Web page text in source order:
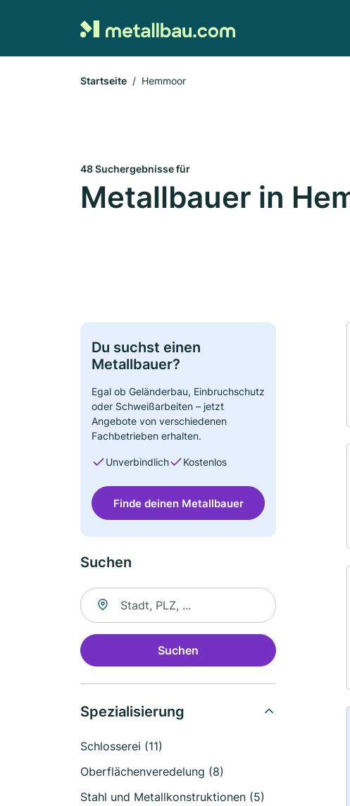
Startseite Hemmoor
48 Suchergebnisse für
Metallbauer in
Du suchst einen
Metallbauer?
Egal ob Geländerbau, Einbruchschutz
oder Schweißarbeiten – jetzt
Angebote von verschiedenen
Fachbetrieben erhalten.
Unverbindlich Kostenlos
Finde deinen Metallbauer
Suchen
Suche nach Ort
Suchen
Spezialisierung
Schlosserei (11)
Oberflächenveredelung (8)
Stahl und Metallkonstruktionen (5)